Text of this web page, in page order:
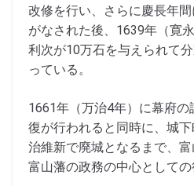
改修を行い、さらに慶長年
がなされた後、1639年（寛
利次が10万石を与えられて
っている。
1661年（万治4年）に幕府
復が行われると同時に、城
治維新で廃城となるまで、富
富山藩の政務の中心としての